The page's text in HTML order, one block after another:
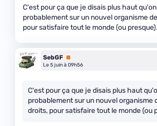
C'est pour ça que je disais plus haut
probablement sur un nouvel organisme
pour satisfaire tout le monde (ou presque).
SebGF Premium
Le 5 juin à 09h56
C'est pour ça que je disais plus haut
probablement sur un nouvel organisme
droits, pour satisfaire tout le monde (ou